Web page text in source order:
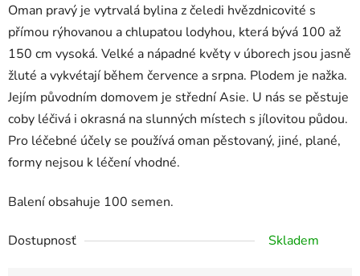
Oman pravý je vytrvalá bylina z čeledi hvězdnicovité s
přímou rýhovanou a chlupatou lodyhou, která bývá 100 až
150 cm vysoká. Velké a nápadné květy v úborech jsou jasně
žluté a vykvétají během července a srpna. Plodem je nažka.
Jejím původním domovem je střední Asie. U nás se pěstuje
coby léčivá i okrasná na slunných místech s jílovitou půdou.
Pro léčebné účely se používá oman pěstovaný, jiné, plané,
formy nejsou k léčení vhodné.
Balení obsahuje 100 semen.
Dostupnosť Skladem